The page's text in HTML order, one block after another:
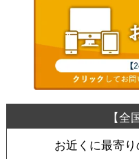
お近くに最寄